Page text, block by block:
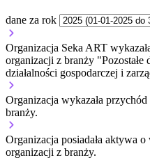
dane za rok
Organizacja Seka ART
organizacji z branży
działalności gospodarczej i
Organizacja wykazała
branży.
Organizacja posiadała aktywa
organizacji z branży.